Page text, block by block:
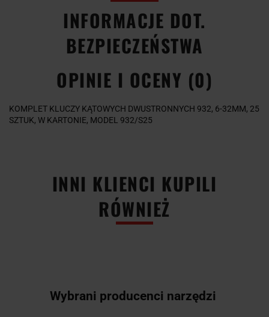
INFORMACJE DOT.
BEZPIECZEŃSTWA
OPINIE I OCENY (0)
KOMPLET KLUCZY KĄTOWYCH DWUSTRONNYCH 932, 6-32MM, 25
SZTUK, W KARTONIE, MODEL 932/S25
INNI KLIENCI KUPILI
RÓWNIEŻ
Wybrani producenci narzędzi